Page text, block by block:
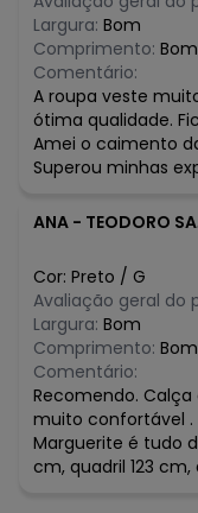
Largura: Bom
Comprimento: Bom
Comentário:
A roupa veste
ótima qualidade.
Amei o caimento
Superou minhas
ANA - TEODORO SAMPAIO - SP
Cor: Preto / G
Avaliação geral do
Largura: Bom
Comprimento: Bom
Comentário:
Recomendo.
muito confortável
Marguerite é tudo
cm, quadril 123 cm,